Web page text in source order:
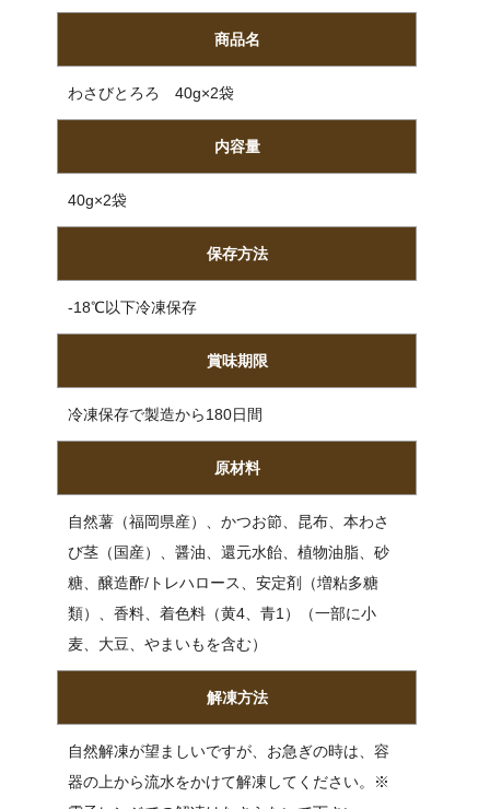
商品名
わさびとろろ 40g×2袋
内容量
40g×2袋
保存方法
-18℃以下冷凍保存
賞味期限
冷凍保存で製造から180日間
原材料
自然薯（福岡県産）、かつお節、昆布、本わさ
び茎（国産）、醤油、還元水飴、植物油脂、砂
糖、醸造酢/トレハロース、安定剤（増粘多糖
類）、香料、着色料（黄4、青1）（一部に小
麦、大豆、やまいもを含む）
解凍方法
自然解凍が望ましいですが、お急ぎの時は、容
器の上から流水をかけて解凍してください。※